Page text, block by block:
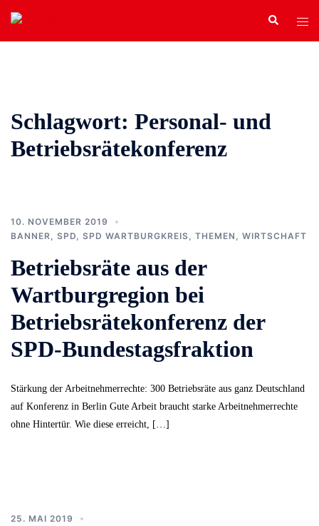
Zum
Inhalt
springen
Search
Schlagwort: Personal- und
Betriebsrätekonferenz
10. NOVEMBER 2019
BANNER
SPD SPD WARTBURGKREIS THEMEN WIRTSCHAFT
Betriebsräte aus der
Wartburgregion bei
Betriebsrätekonferenz der
SPD-Bundestagsfraktion
Stärkung der Arbeitnehmerrechte: 300 Betriebsräte aus ganz Deutschland
auf Konferenz in Berlin Gute Arbeit braucht starke Arbeitnehmerrechte
ohne Hintertür. Wie diese erreicht, […]
25. MAI 2019